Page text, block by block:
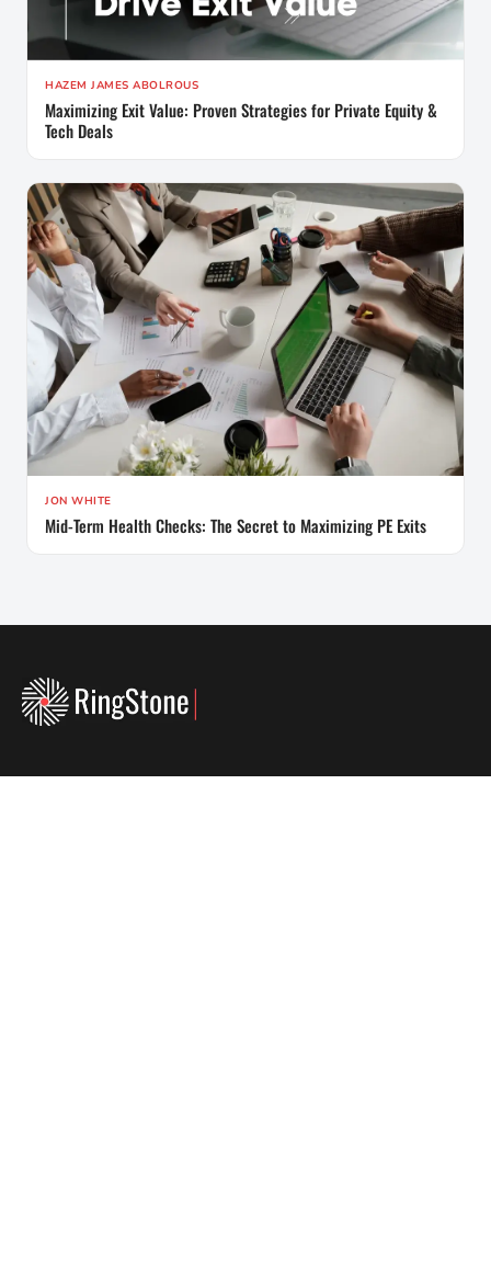
HAZEM JAMES ABOLROUS
Maximizing Exit Value: Proven Strategies for Private Equity &
Tech Deals
JON WHITE
Mid-Term Health Checks: The Secret to Maximizing PE Exits